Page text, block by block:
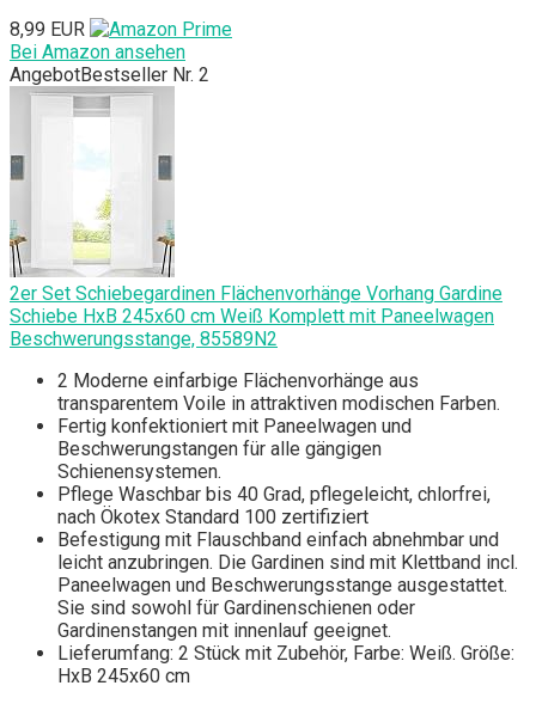
8,99 EUR
Bei Amazon ansehen
AngebotBestseller Nr. 2
2er Set Schiebegardinen Flächenvorhänge Vorhang Gardine
Schiebe HxB 245x60 cm Weiß Komplett mit Paneelwagen
Beschwerungsstange, 85589N2
2 Moderne einfarbige Flächenvorhänge aus
transparentem Voile in attraktiven modischen Farben.
Fertig konfektioniert mit Paneelwagen und
Beschwerungstangen für alle gängigen
Schienensystemen.
Pflege Waschbar bis 40 Grad, pflegeleicht, chlorfrei,
nach Ökotex Standard 100 zertifiziert
Befestigung mit Flauschband einfach abnehmbar und
leicht anzubringen. Die Gardinen sind mit Klettband incl.
Paneelwagen und Beschwerungsstange ausgestattet.
Sie sind sowohl für Gardinenschienen oder
Gardinenstangen mit innenlauf geeignet.
Lieferumfang: 2 Stück mit Zubehör, Farbe: Weiß. Größe:
HxB 245x60 cm